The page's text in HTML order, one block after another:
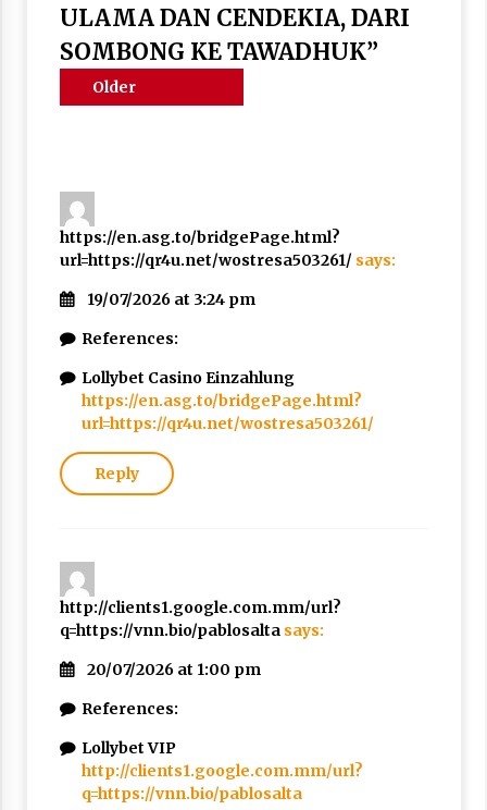
ULAMA DAN CENDEKIA, DARI
SOMBONG KE TAWADHUK”
Comments
Older
https://en.asg.to/bridgePage.html?
url=https://qr4u.net/wostresa503261/ says:
19/07/2026 at 3:24 pm
References:
Lollybet Casino Einzahlung
https://en.asg.to/bridgePage.html?
url=https://qr4u.net/wostresa503261/
Reply
http://clients1.google.com.mm/url?
q=https://vnn.bio/pablosalta says:
20/07/2026 at 1:00 pm
References:
Lollybet VIP
http://clients1.google.com.mm/url?
q=https://vnn.bio/pablosalta